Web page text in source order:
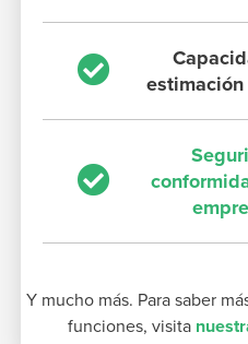
Y mucho más. Para saber
funciones, visita